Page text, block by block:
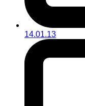
14.01.13